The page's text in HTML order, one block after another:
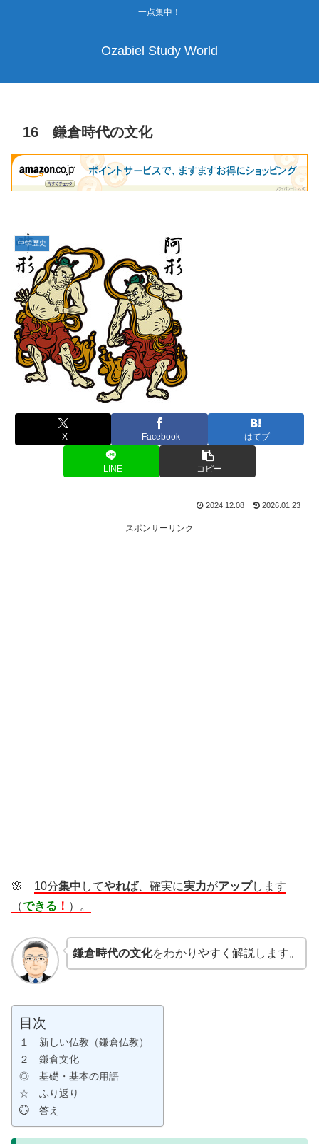
一点集中！
Ozabiel Study World
16 鎌倉時代の文化
中学歴史
X Facebook はてブ
LINE コピー
2024.12.08 2026.01.23
スポンサーリンク
🌸 10分集中 してやれば、確実に実力がアップします
（できる ！ ）。
鎌倉時代の文化をわかりやすく解説します。
目次
１ 新しい仏教（鎌倉仏教）
２ 鎌倉文化
◎ 基礎・基本の用語
☆ ふり返り
💮 答え